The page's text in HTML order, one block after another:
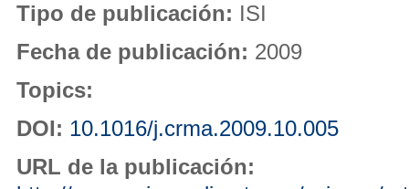
Tipo de publicación: ISI
Fecha de publicación: 2009
Topics:
DOI: 10.1016/j.crma.2009.10.005
URL de la publicación: